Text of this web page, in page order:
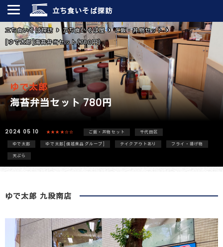
立ち食いそば探訪
立ち食いそば探訪 立ち食いそば屋
ご飯・丼物セット
[ゆで太郎]海苔弁当セット(780円)
ゆで太郎
海苔弁当セット 780円
2024 05 10 ★★★★☆☆ ご飯・丼物セット 千代田区
ゆで太郎 ゆで太郎[信越食品グループ] テイクアウトあり フライ・揚げ物
天ぷら
ゆで太郎 九段南店